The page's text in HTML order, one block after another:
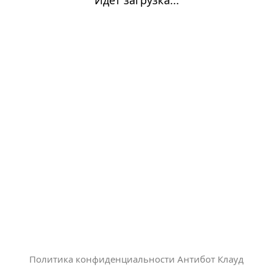
Политика конфиденциальности Антибот Клауд